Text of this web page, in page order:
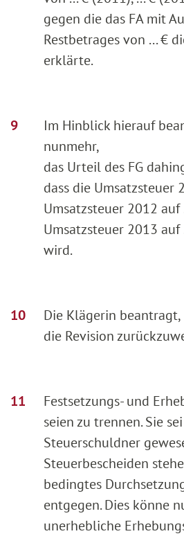
gegen die das FA mit
Restbetrages von ... €
erklärte.
Im Hinblick hierauf
nunmehr,
das Urteil des FG
dass die Umsatzsteuer
Umsatzsteuer 2012 auf
Umsatzsteuer 2013 auf
wird.
Die Klägerin beantragt,
die Revision
Festsetzungs- und
seien zu trennen. Sie
Steuerschuldner
Steuerbescheiden
bedingtes
entgegen. Dies könne
unerhebliche